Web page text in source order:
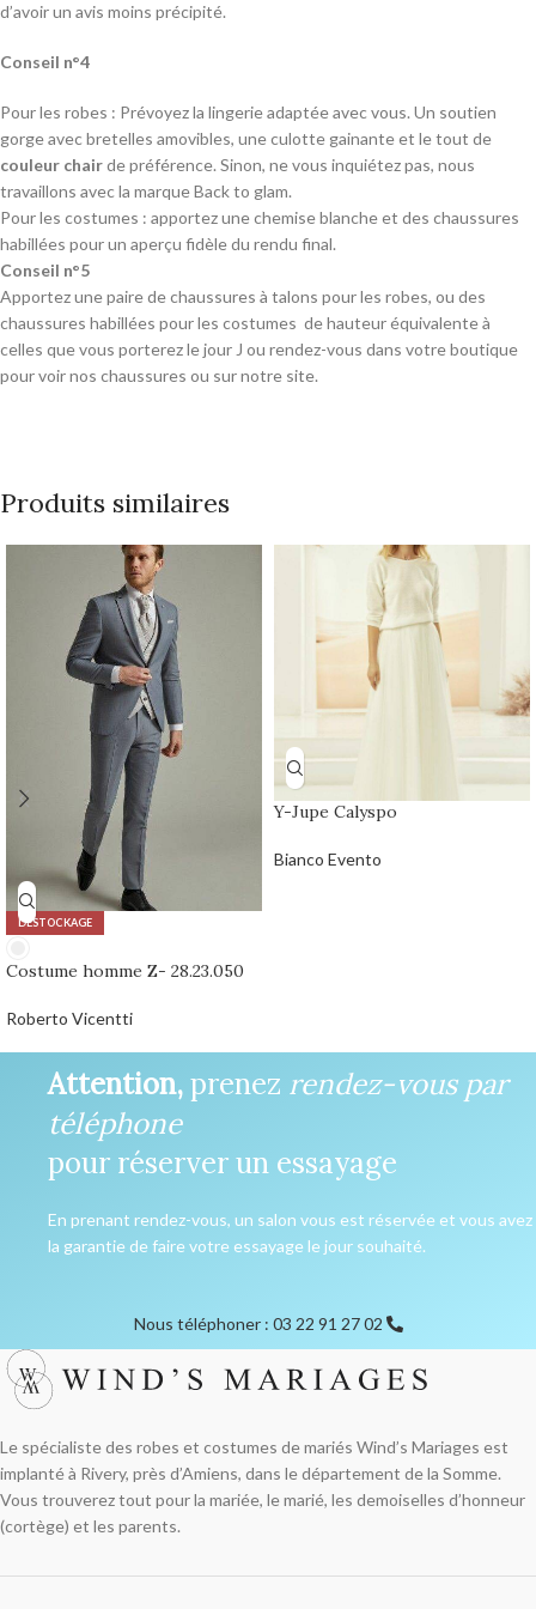
d’avoir un avis moins précipité.
Conseil n°4
Pour les robes : Prévoyez la lingerie adaptée avec vous. Un soutien
gorge avec bretelles amovibles, une culotte gainante et le tout de
couleur chairde préférence. Sinon, ne vous inquiétez pas, nous
travaillons avec la marque Back to glam.
Pour les costumes : apportez une chemise blanche et des chaussures
habillées pour un aperçu fidèle du rendu final.
Conseil n°5
Apportez une paire de chaussures à talons pour les robes, ou des
chaussures habillées pour les costumes de hauteur équivalente à
celles que vous porterez le jour J ou rendez-vous dans votre boutique
pour voir nos chaussures ou sur notre site.
Produits similaires
DÉSTOCKAGE
Costume homme Z- 28.23.050
Roberto Vicentti
Y-Jupe Calyspo
Bianco Evento
Attention,prenez rendez-vous par
téléphone
pour réserver un essayage
En prenant rendez-vous, un salon vous est réservée et vous avez
la garantie de faire votre essayage le jour souhaité.
Nous téléphoner : 03 22 91 27 02
Le spécialiste des robes et costumes de mariés Wind’s Mariages est
implanté à Rivery, près d’Amiens, dans le département de la Somme.
Vous trouverez tout pour la mariée, le marié, les demoiselles d’honneur
(cortège) et les parents.